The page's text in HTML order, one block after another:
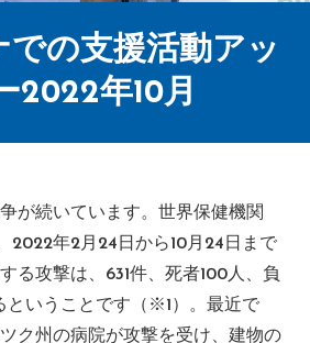
での支援活動アッ
2022年10月
が続いています。世界保健機関
2022年2月24日から10月24日まで
る攻撃は、631件、死者100人、負
ということです（※1）。最近で
ク州の病院が攻撃を受け、建物の